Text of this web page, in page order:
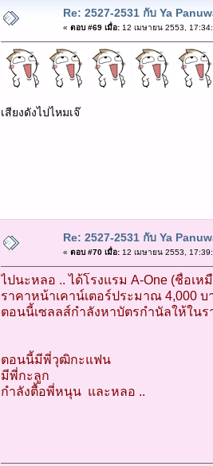
Re: 2527-2531 กับ Ya
« ตอบ #69 เมื่อ:12 เมษายน 2553,
เสียงดังไปไหมเจ๊
Re: 2527-2531 กับ Ya
« ตอบ #70 เมื่อ:12 เมษายน 2553,
ไปนะหลอ .. ได้โรงแรม A-One (ชื่อเ
ราคาหน้าเคาน์เตอร์ประมาณ 4,000 บ
ตอนนี้เซลลส์กำลังหาบัตรกำนัลให้ใน
ตอนนี้มีพี่วุฒิกะแฟน
มีพี่กะลูก
กำลังตื้อพี่หนุน และหลอ ..